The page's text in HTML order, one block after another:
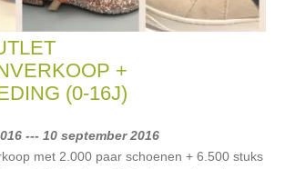
+
(0-16J)
--- 10 september 2016
met 2.000 paar schoenen + 6.500 stuks